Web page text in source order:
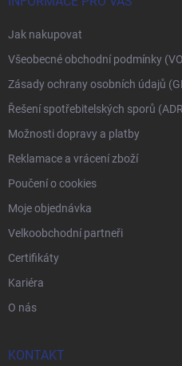
Jak nakupovat
Všeobecné obchodní podmínky
Zásady ochrany osobních údajů
Řešení spotřebitelských sporů
Možnosti dopravy a platby
Reklamace a vrácení zboží
Poučení o cookies
Moje objednávka
Velkoobchodní partneři
Certifikáty
Kariéra
O nás
KONTAKT